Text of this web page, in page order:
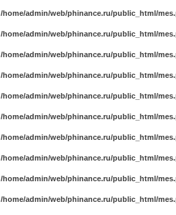
/home/admin/web/phinance.ru/public_html/
/home/admin/web/phinance.ru/public_html/
/home/admin/web/phinance.ru/public_html/
/home/admin/web/phinance.ru/public_html/
/home/admin/web/phinance.ru/public_html/
/home/admin/web/phinance.ru/public_html/
/home/admin/web/phinance.ru/public_html/
/home/admin/web/phinance.ru/public_html/
/home/admin/web/phinance.ru/public_html/
/home/admin/web/phinance.ru/public_html/